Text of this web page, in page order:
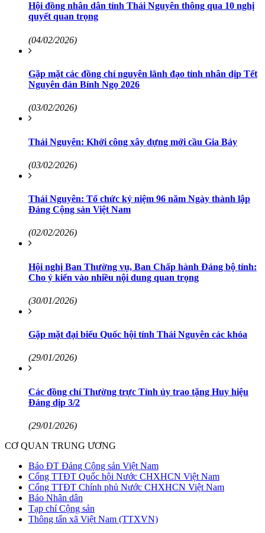
Hội đồng nhân dân tỉnh Thái Nguyên thông qua 10 nghị
quyết quan trọng
(04/02/2026)
Gặp mặt các đồng chí nguyên lãnh đạo tỉnh nhân dịp Tết
Nguyên đán Bính Ngọ 2026
(03/02/2026)
Thái Nguyên: Khởi công xây dựng mới cầu Gia Bảy
(03/02/2026)
Thái Nguyên: Tổ chức kỷ niệm 96 năm Ngày thành lập
Đảng Cộng sản Việt Nam
(02/02/2026)
Hội nghị Ban Thường vụ, Ban Chấp hành Đảng bộ tỉnh:
Cho ý kiến vào nhiều nội dung quan trọng
(30/01/2026)
Gặp mặt đại biểu Quốc hội tỉnh Thái Nguyên các khóa
(29/01/2026)
Các đồng chí Thường trực Tỉnh ủy trao tặng Huy hiệu
Đảng dịp 3/2
(29/01/2026)
CƠ QUAN TRUNG ƯƠNG
Báo ĐT Đảng Cộng sản Việt Nam
Cổng TTĐT Quốc hội Nước CHXHCN Việt Nam
Cổng TTĐT Chính phủ Nước CHXHCN Việt Nam
Báo Nhân dân
Tạp chí Cộng sản
Thông tấn xã Việt Nam (TTXVN)